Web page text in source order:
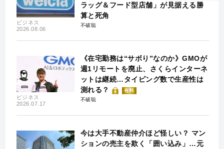
ビジネス
2026.08.06
ラッグ＆フード型店舗」が見据える勝
算と死角
不破聡
ビジネス
2026.07.17
《在宅勤務は“サボり”なのか》GMOが
週1リモートを廃止、さくらインターネ
ットは継続…タイピング数で生産性は
測れる？
有料
不破聡
今は大手不動産仲介ほど怪しい？ マン
ションの売主を欺く「囲い込み」…元